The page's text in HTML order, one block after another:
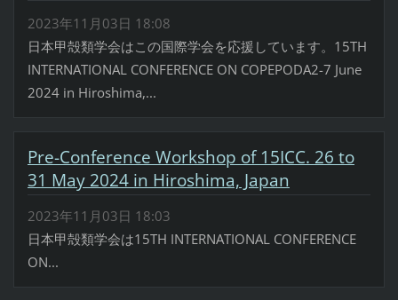
2023年11月03日 18:08
日本甲殻類学会はこの国際学会を応援しています。15TH
INTERNATIONAL CONFERENCE ON COPEPODA2-7 June
2024 in Hiroshima,...
Pre-Conference Workshop of 15ICC. 26 to
31 May 2024 in Hiroshima, Japan
2023年11月03日 18:03
日本甲殻類学会は15TH INTERNATIONAL CONFERENCE
ON...